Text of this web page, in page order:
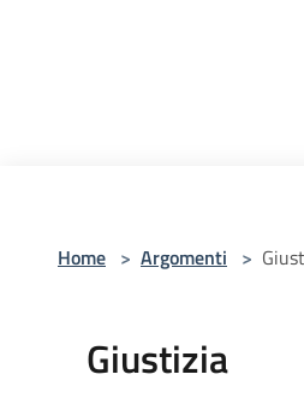
Home > Argomenti >
Giustizia